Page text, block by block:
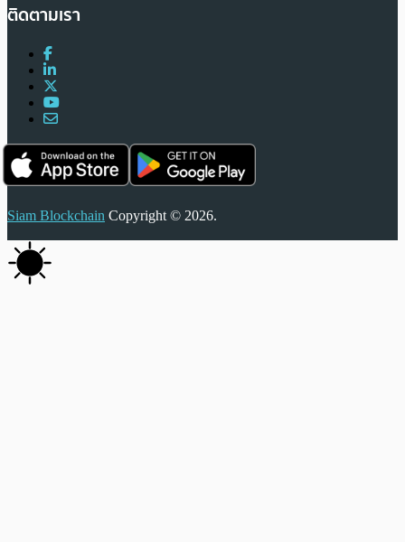
ติดตามเรา
Siam Blockchain Copyright © 2026.